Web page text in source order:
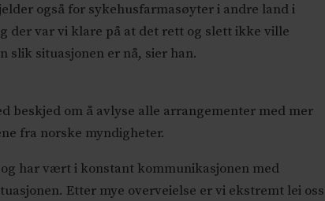
også for sykehusfarmasøyter i andre land i
der var vi klare på at det rett og slett ikke ville
situasjonen er nå, sier han.
beskjed om å avlyse alle arrangementer med mer
fra norske myndigheter.
har vært i konstant kommunikasjonen med
Etter mye overveielse er vi ekstremt lei